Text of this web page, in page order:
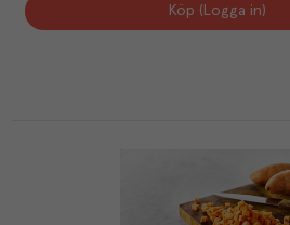
Köp (Logga in)